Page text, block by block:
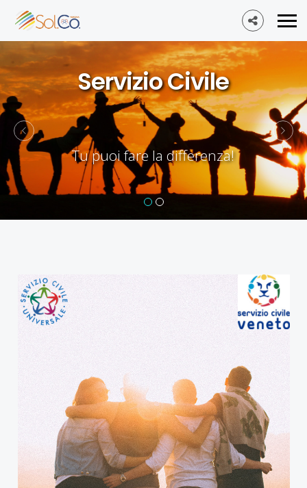
Servizio Civile
Tu puoi fare la differenza!